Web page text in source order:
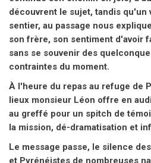
découvrent le sujet, tandis qu'un
sentier, au passage nous
son frère, son sentiment d'avoir
sans se souvenir des
contraintes du moment.
À l'heure du repas au refuge de
lieux monsieur Léon offre en
au greffé pour un spitch de
la mission, dé-dramatisation et
Le message passe, le silence
et Pyrénéistes de nombreuses